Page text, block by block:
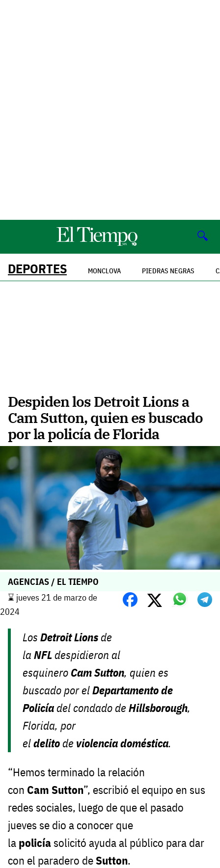
🔍
DEPORTES MONCLOVA PIEDRAS NEGRAS
Despiden los Detroit Lions a
Cam Sutton, quien es buscado
por la policía de Florida
AGENCIAS / EL TIEMPO
⌛️ jueves 21 de marzo de
2024
LosDetroitLions de
laNFL despidieron al
esquinero CamSutton, quien es
buscado por elDepartamentode
Policía del condado deHillsborough,
Florida, por
eldelito de violenciadoméstica.
“Hemos terminado la relación
con Cam Sutton”, escribió el equipo en sus
redes sociales, luego de que el pasado
jueves se dio a conocer que
la policía solicitó ayuda al público para dar
con el paradero deSutton.